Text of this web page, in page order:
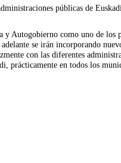
públicas de
como uno de
se irán incorporando
con las diferentes
en todos los